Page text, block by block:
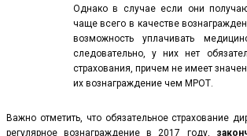
Однако в случае если они
чаще всего в качестве
возможность уплачивать
следовательно, у них нет
страхования, причем не имеет
их вознаграждение чем МРОТ.
Важно отметить, что обязательное страхование
регулярное вознаграждение в 2017 году,